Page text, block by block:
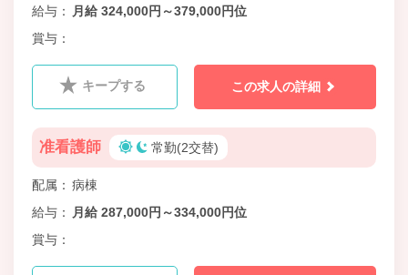
給与
月給 324,000円～379,000円位
賞与
キープする この求人の詳細
准看護師 常勤(2交替)
配属
病棟
給与
月給 287,000円～334,000円位
賞与